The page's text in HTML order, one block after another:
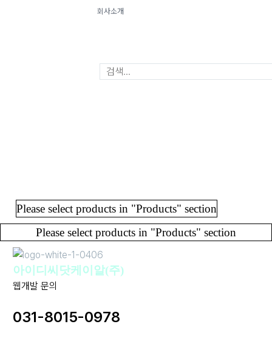
회사소개
Please select products in "Products" section
Please select products in "Products" section
아이디씨닷케이알(주)
웹개발 문의
031-8015-0978